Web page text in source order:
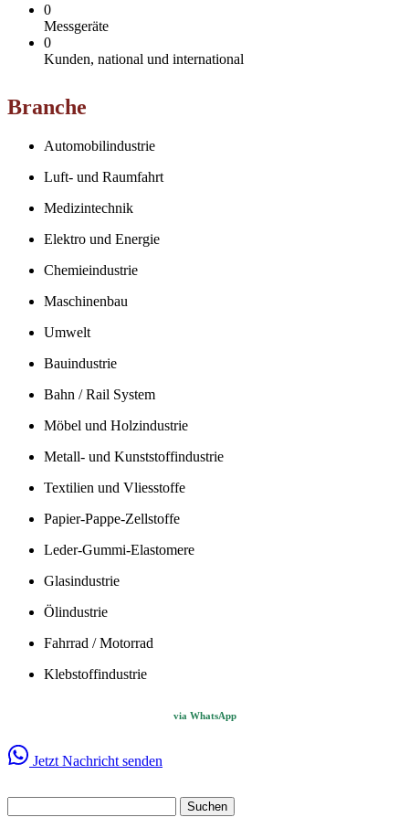
0
Messgeräte
0
Kunden, national und international
Branche
Automobilindustrie
Luft- und Raumfahrt
Medizintechnik
Elektro und Energie
Chemieindustrie
Maschinenbau
Umwelt
Bauindustrie
Bahn / Rail System
Möbel und Holzindustrie
Metall- und Kunststoffindustrie
Textilien und Vliesstoffe
Papier-Pappe-Zellstoffe
Leder-Gummi-Elastomere
Glasindustrie
Ölindustrie
Fahrrad / Motorrad
Klebstoffindustrie
via WhatsApp
Jetzt Nachricht senden